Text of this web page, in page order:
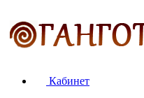
Кабинет